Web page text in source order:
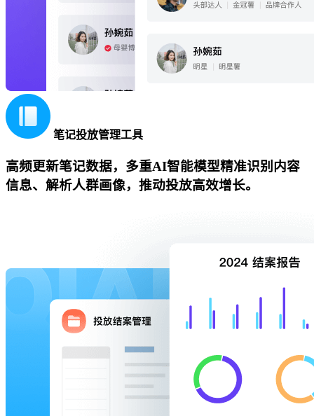
笔记投放管理工具
高频更新笔记数据，多重AI智能模型精准识别内容
信息、解析人群画像，推动投放高效增长。